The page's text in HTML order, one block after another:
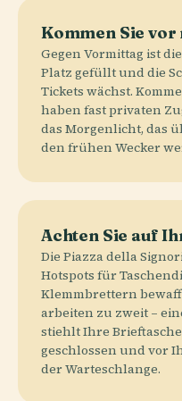
Kommen Sie vor
Gegen Vormittag ist
Platz gefüllt und die
Tickets wächst.
haben fast privaten
das Morgenlicht, das
den frühen Wecker
Achten Sie auf
Die Piazza della
Hotspots für
Klemmbrettern
arbeiten zu zweit –
stiehlt Ihre
geschlossen und vor
der Warteschlange.